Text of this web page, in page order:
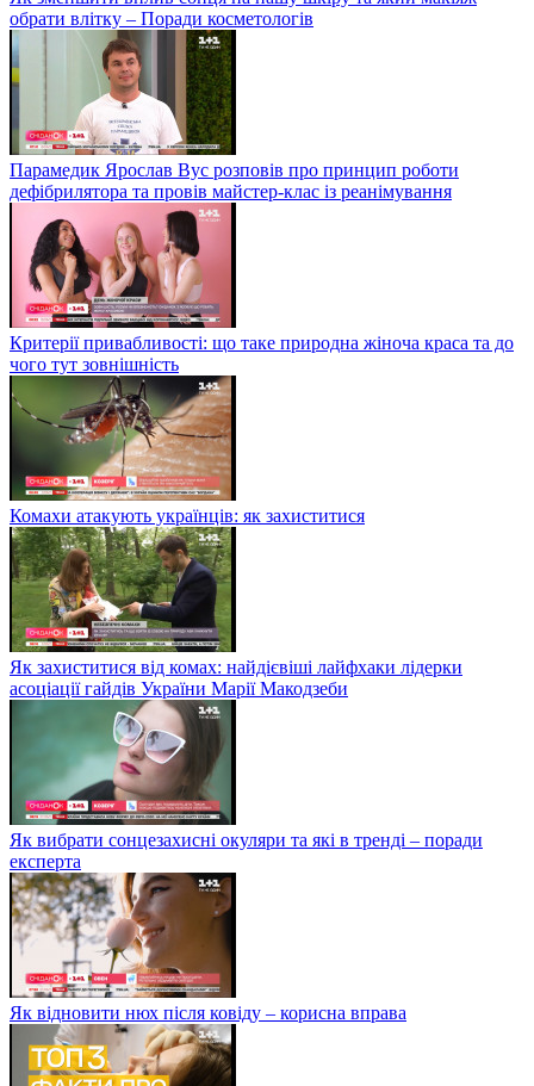
обрати влітку – Поради косметологів
Парамедик Ярослав Вус розповів про принцип роботи
дефібрилятора та провів майстер-клас із реанімування
Критерії привабливості: що таке природна жіноча краса та до
чого тут зовнішність
Комахи атакують українців: як захиститися
Як захиститися від комах: найдієвіші лайфхаки лідерки
асоціації гайдів України Марії Макодзеби
Як вибрати сонцезахисні окуляри та які в тренді – поради
експерта
Як відновити нюх після ковіду – корисна вправа